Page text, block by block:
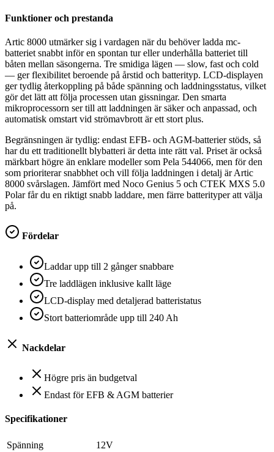
Funktioner och prestanda
Artic 8000 utmärker sig i vardagen när du behöver ladda mc-
batteriet snabbt inför en spontan tur eller underhålla batteriet till
båten mellan säsongerna. Tre smidiga lägen — slow, fast och cold
— ger flexibilitet beroende på årstid och batterityp. LCD-displayen
ger tydlig återkoppling på både spänning och laddningsstatus, vilket
gör det lätt att följa processen utan gissningar. Den smarta
mikroprocessorn ser till att laddningen är säker och anpassad, och
automatisk omstart vid strömavbrott är ett stort plus.
Begränsningen är tydlig: endast EFB- och AGM-batterier stöds, så
har du ett traditionellt blybatteri är detta inte rätt val. Priset är också
märkbart högre än enklare modeller som Pela 544066, men för den
som prioriterar snabbhet och vill följa laddningen i detalj är Artic
8000 svårslagen. Jämfört med Noco Genius 5 och CTEK MXS 5.0
Polar får du en riktigt snabb laddare, men färre batterityper att välja
på.
Fördelar
Laddar upp till 2 gånger snabbare
Tre laddlägen inklusive kallt läge
LCD-display med detaljerad batteristatus
Stort batteriområde upp till 240 Ah
Nackdelar
Högre pris än budgetval
Endast för EFB & AGM batterier
Specifikationer
Spänning
12V